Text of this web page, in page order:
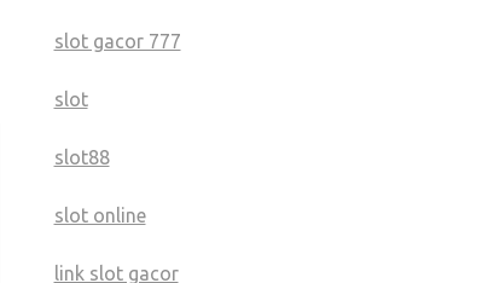
slot gacor 777
slot
slot88
slot online
link slot gacor